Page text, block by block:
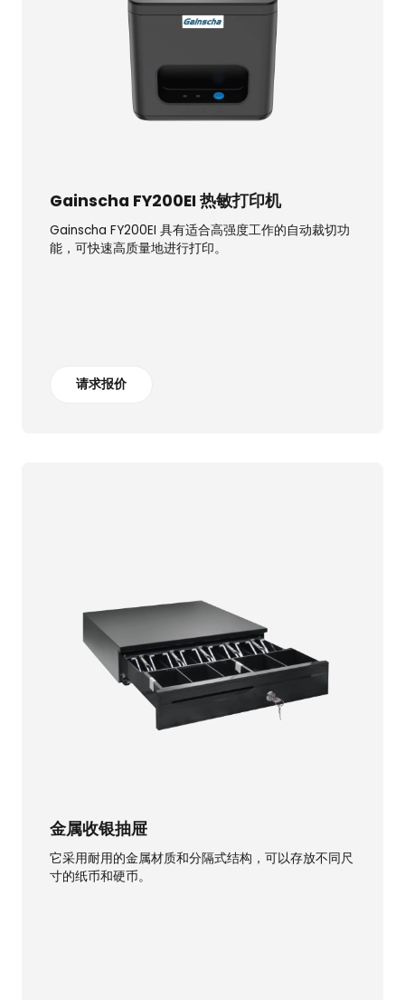
Gainscha FY200EI 热敏打印机
Gainscha FY200EI 具有适合高强度工作的自动裁切功
能，可快速高质量地进行打印。
请求报价
金属收银抽屉
它采用耐用的金属材质和分隔式结构，可以存放不同尺
寸的纸币和硬币。